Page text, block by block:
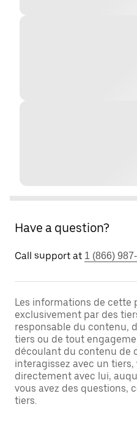
Have a question?
Call support at 1 (866)
Les informations de cette
exclusivement par des
responsable du contenu,
tiers ou de tout
découlant du contenu de
interagissez avec un
directement avec lui,
vous avez des questions,
tiers.